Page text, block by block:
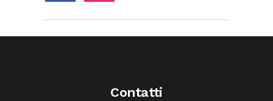
Contatti